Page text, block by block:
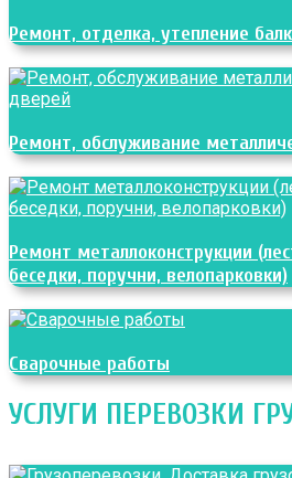
Ремонт, отделка, утепление
Ремонт, обслуживание
Ремонт металлоконструкции
беседки, поручни, велопарковки)
Сварочные работы
УСЛУГИ ПЕРЕВОЗКИ